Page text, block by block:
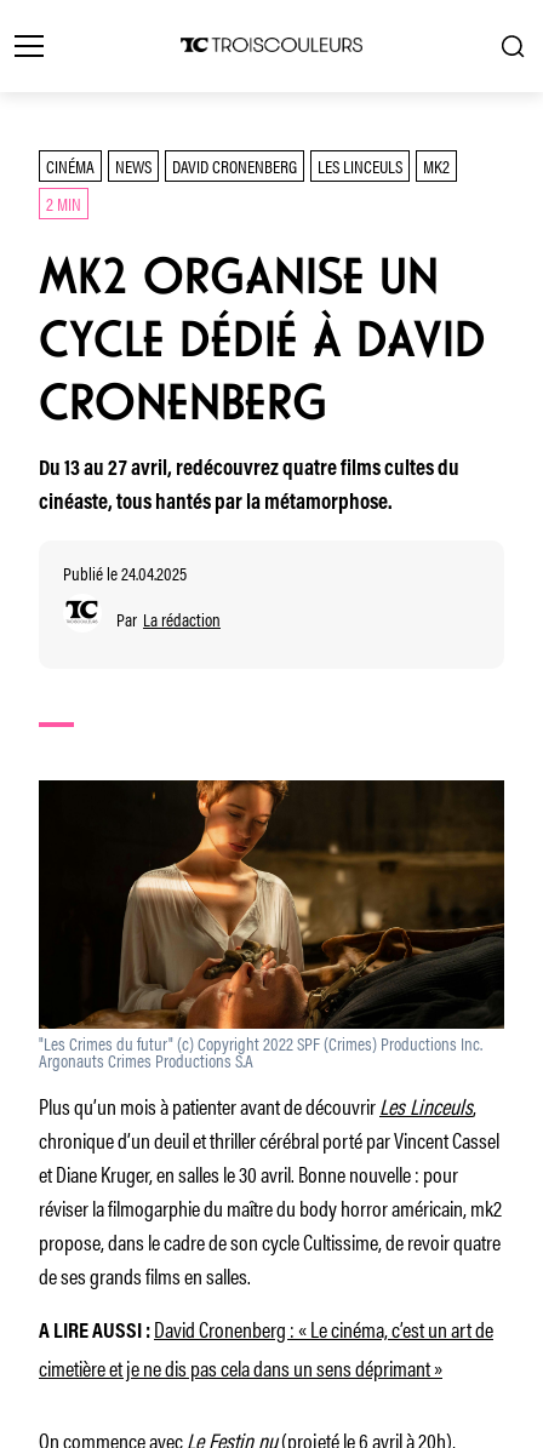
CINÉMA NEWS DAVID CRONENBERG LES LINCEULS
MK2
2 MIN
MK2 ORGANISE UN
CYCLE DÉDIÉ À DAVID
CRONENBERG
Du 13 au 27 avril, redécouvrez quatre films cultes du
cinéaste, tous hantés par la métamorphose.
Publié le 24.04.2025
Par La rédaction
"Les Crimes du futur" (c) Copyright 2022 SPF (Crimes) Productions Inc.
Argonauts Crimes Productions S.A
Plus qu’un mois à patienter avant de découvrirLes Linceuls,
chronique d’un deuil et thriller cérébral porté par Vincent Cassel
et Diane Kruger, en salles le 30 avril. Bonne nouvelle : pour
réviser la filmogarphie du maître du body horror américain, mk2
propose, dans le cadre de son cycle Cultissime, de revoir quatre
de ses grands films en salles.
A LIRE AUSSI : David Cronenberg : « Le cinéma, c’est un art de
cimetière et je ne dis pas cela dans un sens déprimant »
On commence avecLe Festin nu(projeté le 6 avril à 20h),